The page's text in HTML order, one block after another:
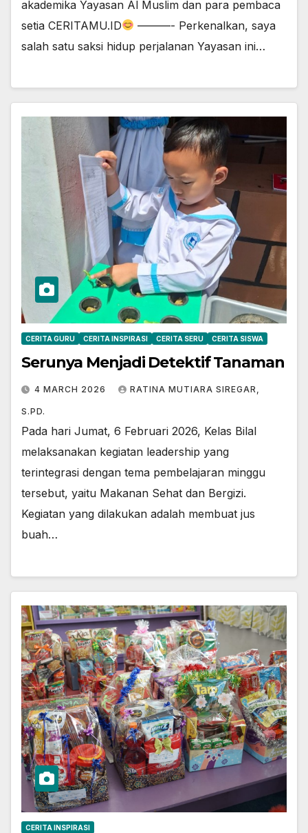
akademika Yayasan Al Muslim dan para pembaca
setia CERITAMU.ID
———- Perkenalkan, saya
salah satu saksi hidup perjalanan Yayasan ini…
CERITA GURU CERITA INSPIRASI CERITA SERU CERITA SISWA
Serunya Menjadi Detektif Tanaman
4 MARCH 2026 RATINA MUTIARA SIREGAR,
S.PD.
Pada hari Jumat, 6 Februari 2026, Kelas Bilal
melaksanakan kegiatan leadership yang
terintegrasi dengan tema pembelajaran minggu
tersebut, yaitu Makanan Sehat dan Bergizi.
Kegiatan yang dilakukan adalah membuat jus
buah…
CERITA INSPIRASI